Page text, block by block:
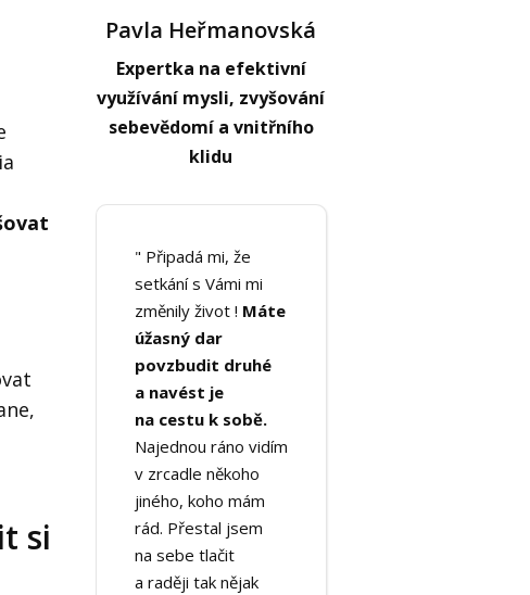
si
Pavla Heřmanovská
Expertka na efektivní
využívání mysli, zvyšování
sebevědomí a vnitřního
klidu
" Připadá mi, že
setkání s Vámi mi
změnily život ! Máte
úžasný dar
povzbudit druhé
a navést je
na cestu k sobě.
Najednou ráno vidím
v zrcadle někoho
jiného, koho mám
rád. Přestal jsem
na sebe tlačit
a raději tak nějak